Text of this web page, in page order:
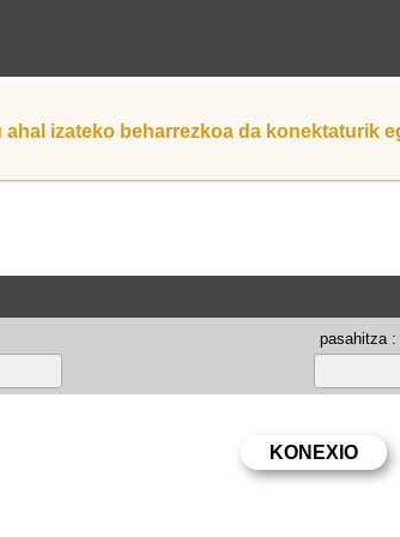
izateko beharrezkoa da konektaturik
pasahitza :